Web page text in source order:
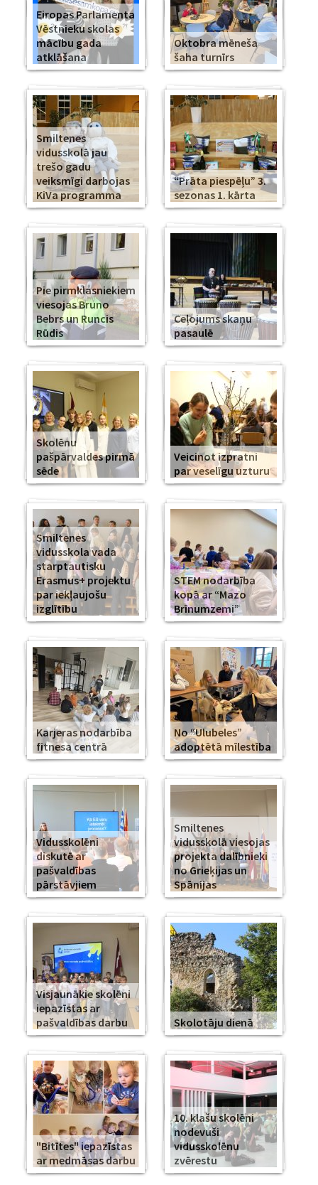
Eiropas Parlamenta
Vēstnieku skolas
mācību gada
atklāšana
Oktobra mēneša
šaha turnīrs
Smiltenes
vidusskolā jau
trešo gadu
veiksmīgi darbojas
KiVa programma
“Prāta piespēļu” 3.
sezonas 1. kārta
Pie pirmklasniekiem
viesojas Bruno
Bebrs un Runcis
Rūdis
Ceļojums skaņu
pasaulē
Skolēnu
pašpārvaldes pirmā
sēde
Veicinot izpratni
par veselīgu uzturu
Smiltenes
vidusskola vada
starptautisku
Erasmus+ projektu
par iekļaujošu
izglītību
STEM nodarbība
kopā ar “Mazo
Brīnumzemi”
Karjeras nodarbība
fitnesa centrā
No “Ulubeles”
adoptētā mīlestība
Vidusskolēni
diskutē ar
pašvaldības
pārstāvjiem
Smiltenes
vidusskolā viesojas
projekta dalībnieki
no Grieķijas un
Spānijas
Visjaunākie skolēni
iepazīstas ar
pašvaldības darbu
Skolotāju dienā
"Bitītes" iepazīstas
ar medmāsas darbu
10. klašu skolēni
nodevuši
vidusskolēnu
zvērestu